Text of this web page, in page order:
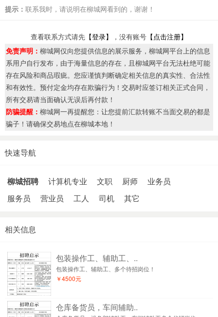
提示： 联系我时，请说明在柳城网看到的，谢谢！
查看联系方式请先 【登录】 ，没有账号 【点击注册】
免责声明： 柳城网仅向您提供信息的展示服务，柳城网平台上的信息
系用户自行发布，由于海量信息的存在，且柳城网平台无法杜绝可能
存在风险和商品瑕疵。您应谨慎判断确定相关信息的真实性、合法性
和有效性。预付定金均存在欺骗行为！交易时应签订相关正式合同，
所有交易请当面确认无误后再付款！
防骗提醒： 柳城网一再提醒您：让您提前汇款转账不当面交易的都是
骗子！请确保交易地点在柳城本地！
快速导航
柳城招聘 计算机专业 文职 厨师
业务员
服务员
营业员 工人 司机 其它
相关信息
包装操作工、辅助工、..
包装操作工、辅助工、多个待招岗位！
￥4500元
仓库备货员，车间辅助..